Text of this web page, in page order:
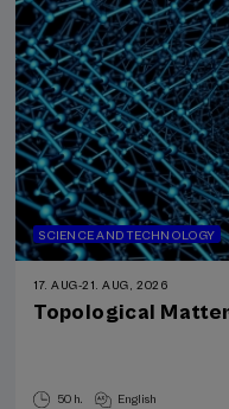
SCIENCE AND TECHNOLOGY
17. AUG-21. AUG, 2026
Topological
50 h. English